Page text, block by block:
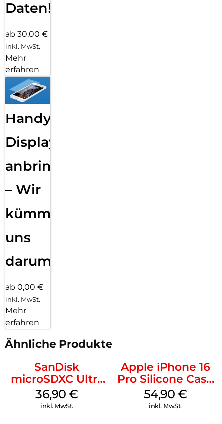
Daten!
ab 30,00 €
inkl. MwSt.
Mehr
erfahren
Handy
Displayfolie
anbringen
– Wir
kümmern
uns
darum!
ab 0,00 €
inkl. MwSt.
Mehr
erfahren
Ähnliche Produkte
SanDisk
microSDXC Ultra
128 GB + Adapter
Mobile
36,90€
inkl. MwSt.
Apple iPhone 16
Pro Silicone Case
MagSafe Black
54,90 €
inkl. MwSt.